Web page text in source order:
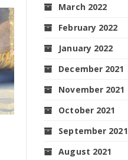
March 2022
February 2022
January 2022
December 2021
November 2021
October 2021
September 2021
August 2021